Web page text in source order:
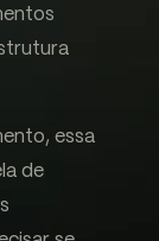
essa
de